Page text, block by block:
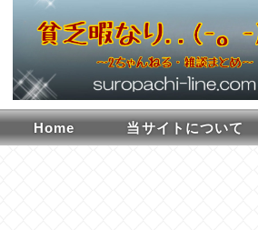
Home 当サイトについて